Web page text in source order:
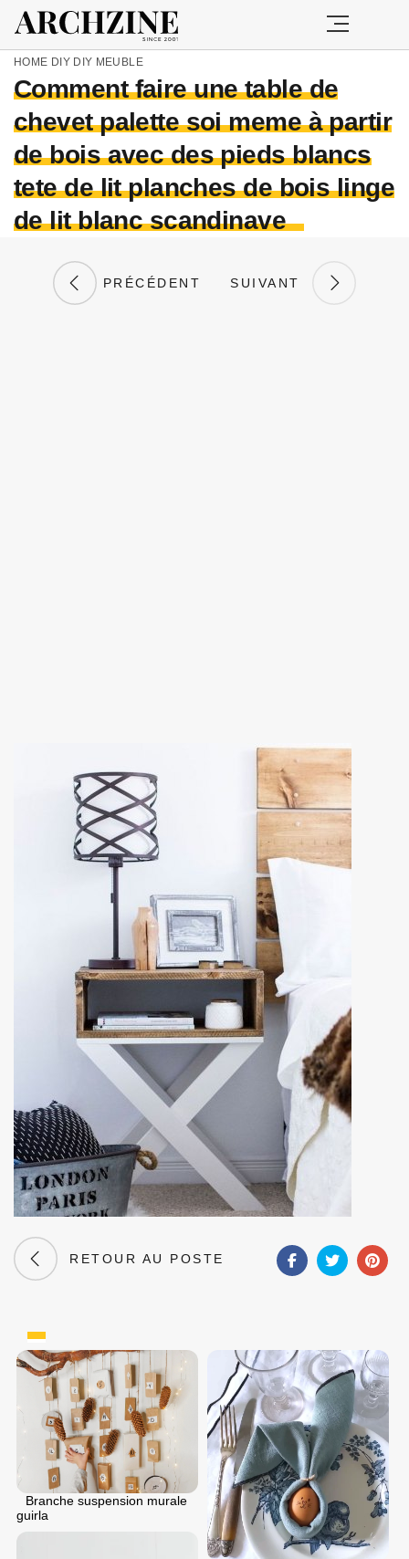
HOME DIY DIY MEUBLE
Comment faire une table de
chevet palette soi meme à partir
de bois avec des pieds blancs
tete de lit planches de bois linge
de lit blanc scandinave
PRÉCÉDENT SUIVANT
RETOUR AU POSTE
Branche suspension murale
guirla